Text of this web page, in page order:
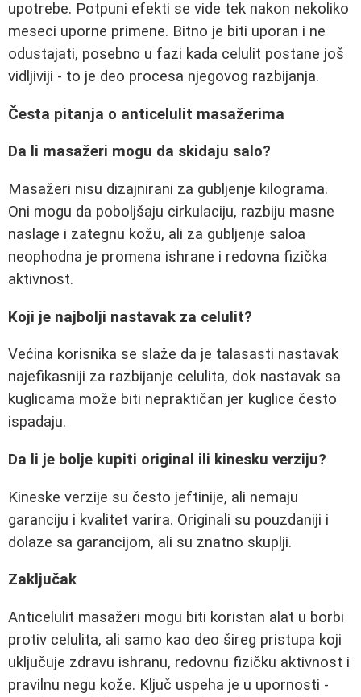
upotrebe. Potpuni efekti se vide tek nakon nekoliko
meseci uporne primene. Bitno je biti uporan i ne
odustajati, posebno u fazi kada celulit postane još
vidljiviji - to je deo procesa njegovog razbijanja.
Česta pitanja o anticelulit masažerima
Da li masažeri mogu da skidaju salo?
Masažeri nisu dizajnirani za gubljenje kilograma.
Oni mogu da poboljšaju cirkulaciju, razbiju masne
naslage i zategnu kožu, ali za gubljenje saloa
neophodna je promena ishrane i redovna fizička
aktivnost.
Koji je najbolji nastavak za celulit?
Većina korisnika se slaže da je talasasti nastavak
najefikasniji za razbijanje celulita, dok nastavak sa
kuglicama može biti nepraktičan jer kuglice često
ispadaju.
Da li je bolje kupiti original ili kinesku verziju?
Kineske verzije su često jeftinije, ali nemaju
garanciju i kvalitet varira. Originali su pouzdaniji i
dolaze sa garancijom, ali su znatno skuplji.
Zaključak
Anticelulit masažeri mogu biti koristan alat u borbi
protiv celulita, ali samo kao deo šireg pristupa koji
uključuje zdravu ishranu, redovnu fizičku aktivnost i
pravilnu negu kože. Ključ uspeha je u upornosti -